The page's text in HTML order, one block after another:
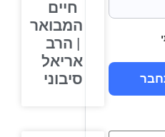
חיים
המבואר
| הרב
אריאל
סיבוני